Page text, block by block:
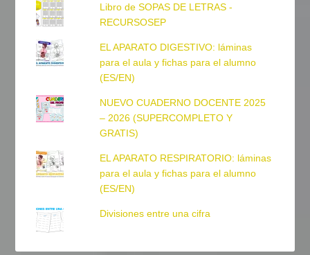
Libro de SOPAS DE LETRAS -
RECURSOSEP
EL APARATO DIGESTIVO: láminas
para el aula y fichas para el alumno
(ES/EN)
NUEVO CUADERNO DOCENTE 2025
– 2026 (SUPERCOMPLETO Y
GRATIS)
EL APARATO RESPIRATORIO: láminas
para el aula y fichas para el alumno
(ES/EN)
Divisiones entre una cifra